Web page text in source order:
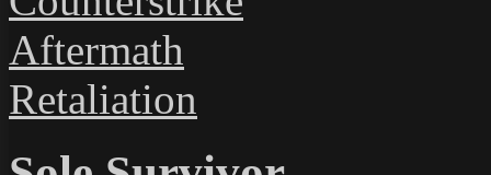
Aftermath
Retaliation